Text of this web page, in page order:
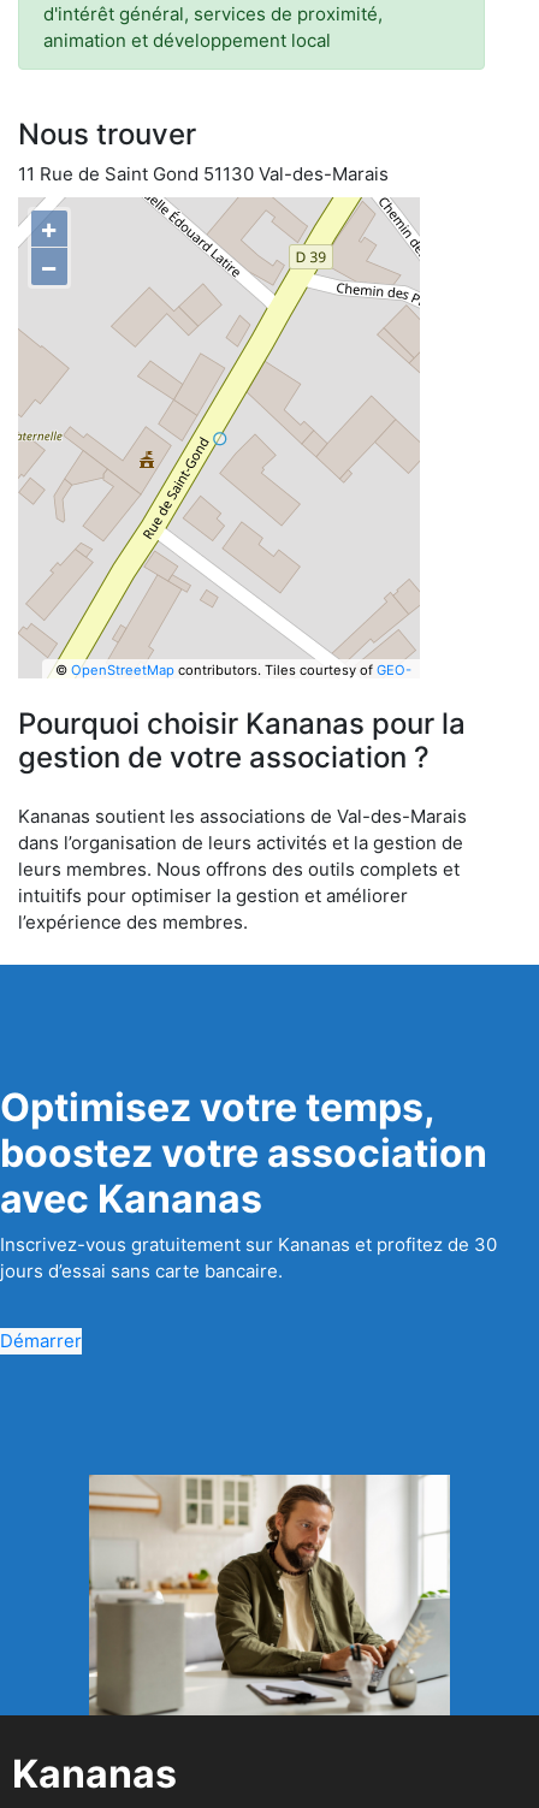
d'intérêt général, services de proximité,
animation et développement local
Nous trouver
11 Rue de Saint Gond 51130 Val-des-Marais
+
−
© OpenStreetMapcontributors. Tiles courtesy of GEO-
Pourquoi choisir Kananas pour la
gestion de votre association ?
Kananas soutient les associations de Val-des-Marais
dans l’organisation de leurs activités et la gestion de
leurs membres. Nous offrons des outils complets et
intuitifs pour optimiser la gestion et améliorer
l’expérience des membres.
Optimisez votre temps,
boostez votre association
avec Kananas
Inscrivez-vous gratuitement sur Kananas et profitez de 30
jours d’essai sans carte bancaire.
Démarrer
Kananas